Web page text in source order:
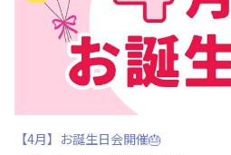
【4月】お誕生日会開催🎂